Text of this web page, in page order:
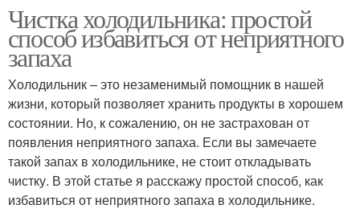
Чистка холодильника: простой
способ избавиться от неприятного
запаха
Холодильник – это незаменимый помощник в нашей
жизни, который позволяет хранить продукты в хорошем
состоянии. Но, к сожалению, он не застрахован от
появления неприятного запаха. Если вы замечаете
такой запах в холодильнике, не стоит откладывать
чистку. В этой статье я расскажу простой способ, как
избавиться от неприятного запаха в холодильнике.